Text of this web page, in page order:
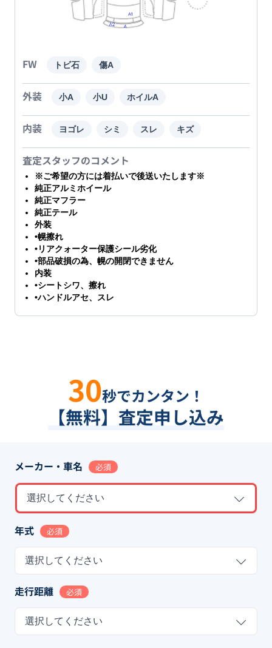
FW トビ石 傷A
外装 小A 小U ホイルA
内装 ヨゴレ シミ スレ キズ
査定スタッフのコメント
※ご希望の方には着払いで後送いたします※
純正アルミホイール
純正マフラー
純正テール
外装
•幌擦れ
•リアクォーター保護シール劣化
•部品破損の為、幌の開閉できません
内装
•シートシワ、擦れ
•ハンドルアセ、スレ
30秒でカンタン！
【無料】査定申し込み
メーカー・車名 必須
選択してください
年式 必須
選択してください
走行距離 必須
選択してください